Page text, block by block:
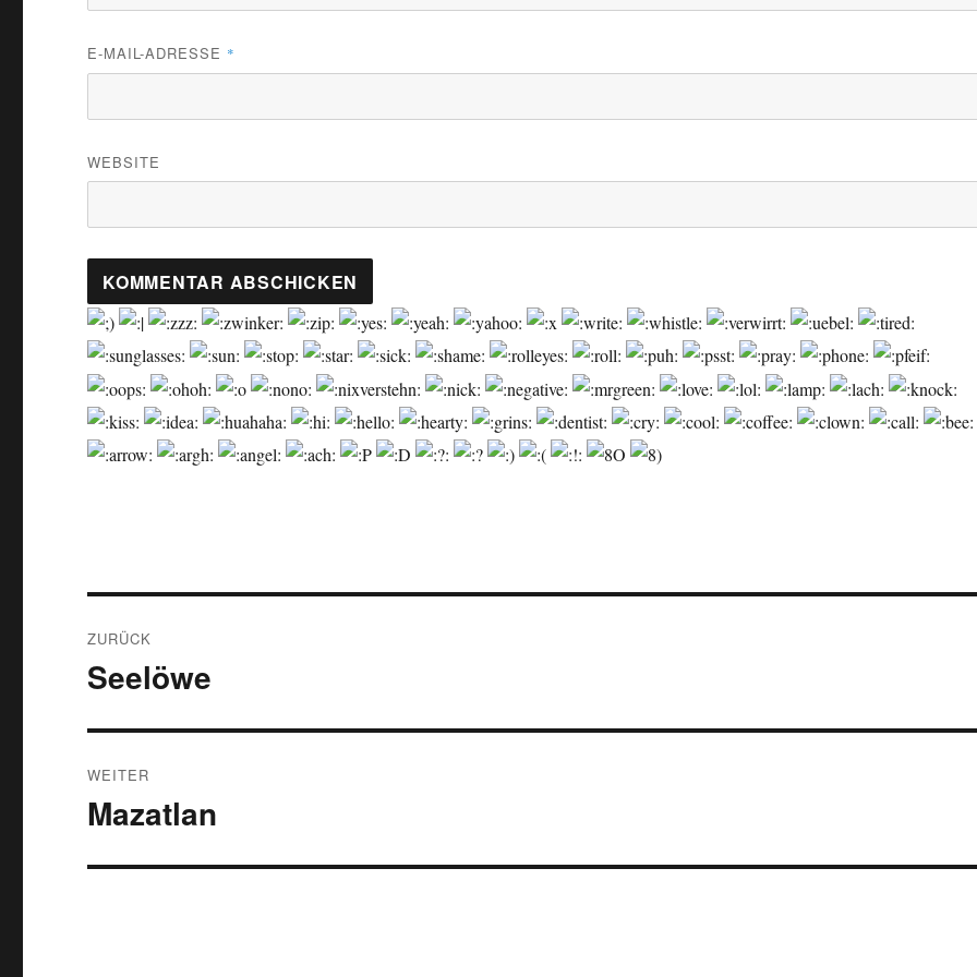
E-MAIL-ADRESSE *
WEBSITE
ZURÜCK
Vorheriger
Seelöwe
WEITER
Nächster
Mazatlan